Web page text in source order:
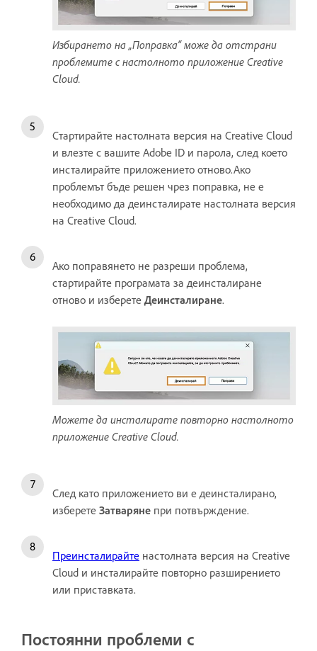
Избирането на „Поправка“ може да отстрани
проблемите с настолното приложение Creative
Cloud.
Стартирайте настолната версия на Creative Cloud
и влезте с вашите Adobe ID и парола, след което
инсталирайте приложението отново.Ако
проблемът бъде решен чрез поправка, не е
необходимо да деинсталирате настолната версия
на Creative Cloud.
Ако поправянето не разреши проблема,
стартирайте програмата за деинсталиране
отново и изберетеДеинсталиране.
Можете да инсталирате повторно настолното
приложение Creative Cloud.
След като приложението ви е деинсталирано,
изберете Затваряне при потвърждение.
Преинсталирайте настолната версия на Creative
Cloud и инсталирайте повторно разширението
или приставката.
Постоянни проблеми с